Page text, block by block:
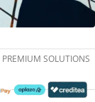
PREMIUM SOLUTIONS